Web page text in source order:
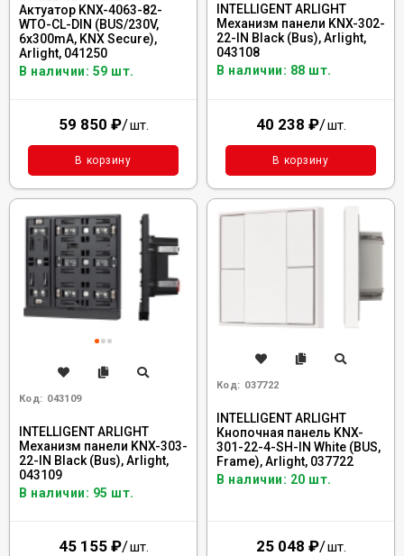
Актуатор KNX-4063-82-
WTO-CL-DIN (BUS/230V,
6x300mA, KNX Secure),
Arlight, 041250
В наличии: 59 шт.
59 850 ₽/шт.
В корзину
INTELLIGENT ARLIGHT
Механизм панели KNX-302-
22-IN Black (Bus), Arlight,
043108
В наличии: 88 шт.
40 238 ₽/шт.
В корзину
Код: 043109
INTELLIGENT ARLIGHT
Механизм панели KNX-303-
22-IN Black (Bus), Arlight,
043109
В наличии: 95 шт.
45 155 ₽/шт.
Код: 037722
INTELLIGENT ARLIGHT
Кнопочная панель KNX-
301-22-4-SH-IN White (BUS,
Frame), Arlight, 037722
В наличии: 20 шт.
25 048 ₽/шт.